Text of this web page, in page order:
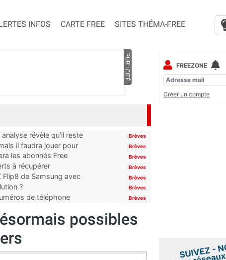
INFOS CARTE FREE SITES THÉMA-FREE
PUBLICITÉ
révèle qu’il reste
Brèves
il faudra jouer pour
Brèves
les abonnés Free
Brèves
à récupérer Brèves
de Samsung avec
Brèves
? Brèves
de téléphone
Brèves
possibles
FREEZONE
Créer un compte